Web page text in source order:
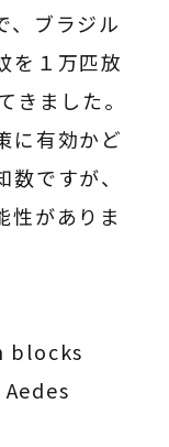
、ブラジル
を１万匹放
きました。
に有効かど
ですが、
性がありま
blocks